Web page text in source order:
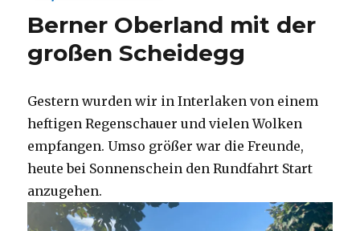
Rupert on Road
Berner Oberland mit der
großen Scheidegg
Gestern wurden wir in Interlaken von einem
heftigen Regenschauer und vielen Wolken
empfangen. Umso größer war die Freunde,
heute bei Sonnenschein den Rundfahrt Start
anzugehen.